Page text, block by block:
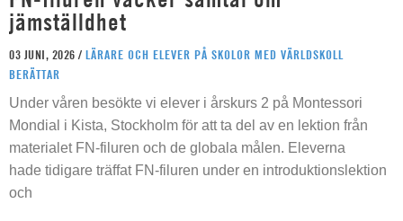
jämställdhet
03 JUNI, 2026 / LÄRARE OCH ELEVER PÅ SKOLOR MED VÄRLDSKOLL
BERÄTTAR
Under våren besökte vi elever i årskurs 2 på Montessori
Mondial i Kista, Stockholm för att ta del av en lektion från
materialet FN-filuren och de globala målen. Eleverna
hade tidigare träffat FN-filuren under en introduktionslektion
och